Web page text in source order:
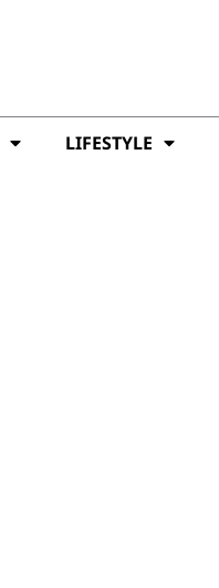
LIFESTYLE